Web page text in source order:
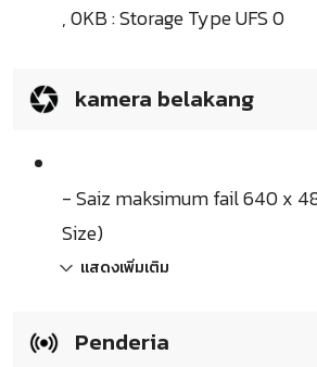
, 0KB : Storage Type UFS 0
kamera belakang
- Saiz maksimum fail 640 x
Size)
แสดงเพิ่มเติม
Penderia